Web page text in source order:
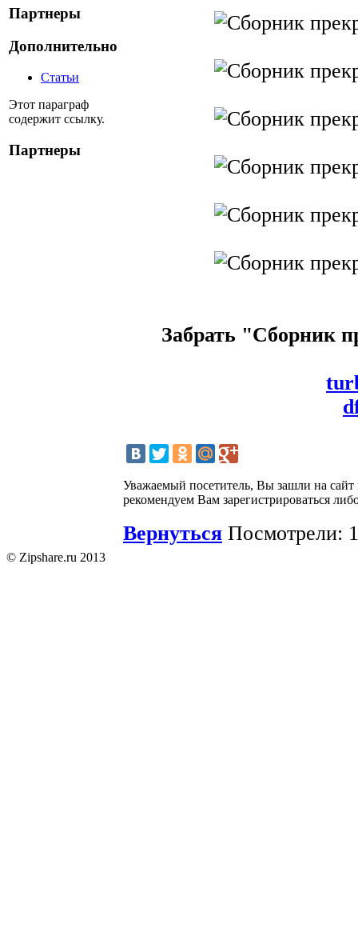
Партнеры
Дополнительно
Статьи
Этот параграф
содержит ссылку.
Партнеры
Забрать "Сборник
Уважаемый посетитель, Вы зашли на
рекомендуем Вам зарегистрироваться
Вернуться Посмотрели:
© Zipshare.ru 2013